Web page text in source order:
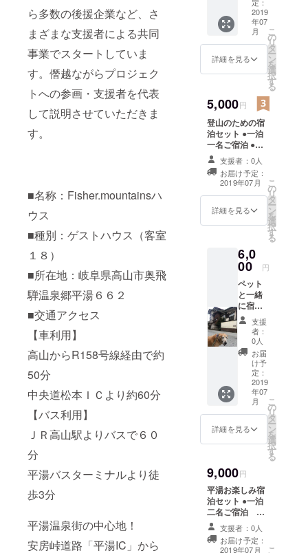
ら多数の後援企業など、さ
まざまな支援者による共同
事業でスタートしていま
す。僭越ながらプロジェク
トへの参画・支援者を代表
して説明させていただきま
す。
■名称：Fisher.mountainsハ
ウス
■種別：ゲストハウス（客室
１８）
■所在地：岐阜県高山市奥飛
騨温泉郷平湯６６２
■交通アクセス
【車利用】
高山からR158号線経由で約
50分
中央道松本ＩＣより約60分
【バス利用】
ＪＲ高山駅よりバスで６０
分
平湯バスターミナルより徒
歩3分
平湯温泉街の中心地！
安房峠道路「平湯IC」から
戸畑48-4
クラウド
ファンディ
ング管理
INTERNATI
ONAL 株式
会
社
代表取
締役 佐野
公彦
■〒477-0032
市加木屋町
円畑27番地
■TEL 0562-
51-6354
■FAX 0562-
51-6326
http://www.s
osen.jp
情報​”ク​ール
http://www.c
ool-
world.net/
◆ 古民家
宿”クールレ
フィッ
シング
ポイン
トご案
内 ※有
効期限
(２０１
月〜２
０２０
年１１
月)
2019
年07
月
詳細を見る
こ
の
リ
タ
ー
ン
を
選
択
す
る
5,000円
登山のための宿
泊セット ●一泊
一名ご宿泊 ●朝
食サービス ●登
山ポイントご案
内 ※有効期限 (２
０１９年７月〜
２０２０年１１
月)
支援者：0人
お届け予定：
2019年07月
詳細を見る
こ
の
リ
タ
ー
ン
を
選
択
す
る
6,0
00 円
ペット
と一緒
に宿泊
セット
●一泊一
名ご宿
泊 ●朝
食サー
ビス ●
ペット
宿泊専
用部屋
をご提
供 ※有
効期限
(２０１
月〜２
０２０
年１１
月)
支援
者：
0人
お届
け予
定：
2019
年07
月
詳細を見る
こ
の
リ
タ
ー
ン
を
選
択
す
る
9,000円
平湯お楽しみ宿
泊セット ●一泊
二名ご宿泊
or 二泊一名ご
宿泊 ●朝食サー
ビス ●平湯温泉
支援者：0人
お届け予定：
2019年07月
こ